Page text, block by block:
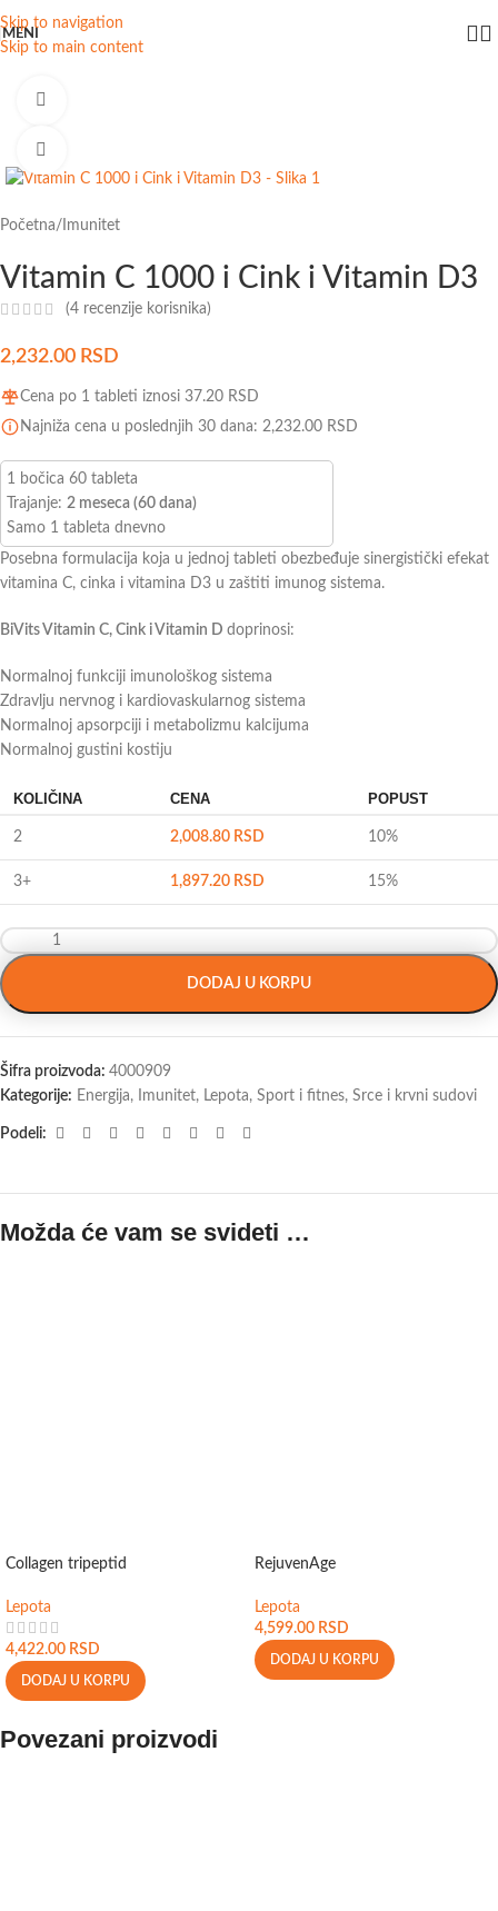
Skip to navigation
Skip to main content
MENI
Početna/ Imunitet
Vitamin C 1000 i Cink i Vitamin D3
(4 recenzije korisnika)
2,232.00 RSD
Cena po 1 tableti iznosi 37.20 RSD
Najniža cena u poslednjih 30 dana: 2,232.00 RSD
1 bočica 60 tableta
Trajanje: 2 meseca (60 dana)
Samo 1 tableta dnevno
Posebna formulacija koja u jednoj tableti obezbeđuje sinergistički efekat
vitamina C, cinka i vitamina D3 u zaštiti imunog sistema.
BiVits Vitamin C, Cink i Vitamin D doprinosi:
Normalnoj funkciji imunološkog sistema
Zdravlju nervnog i kardiovaskularnog sistema
Normalnoj apsorpciji i metabolizmu kalcijuma
Normalnoj gustini kostiju
KOLIČINA CENA POPUST
2 2,008.80 RSD 10%
3+ 1,897.20 RSD 15%
DODAJ U KORPU
Šifra proizvoda: 4000909
Kategorije: Energija, Imunitet, Lepota, Sport i fitnes, Srce i krvni sudovi
Podeli:
Možda će vam se svideti …
Collagen tripeptid
Lepota
4,422.00 RSD
DODAJ U KORPU
RejuvenAge
Lepota
4,599.00 RSD
DODAJ U KORPU
Povezani proizvodi